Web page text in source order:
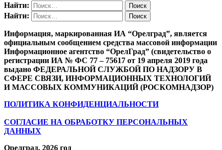
Найти:
Найти:
Информация, маркированная ИА “Орелград”, является
официальным сообщением средства массовой информации
Информационное агентство “ОрелГрад” (свидетельство о
регистрации ИА № ФС 77 – 75617 от 19 апреля 2019 года
выдано ФЕДЕРАЛЬНОЙ СЛУЖБОЙ ПО НАДЗОРУ В
СФЕРЕ СВЯЗИ, ИНФОРМАЦИОННЫХ ТЕХНОЛОГИЙ
И МАССОВЫХ КОММУНИКАЦИЙ (РОСКОМНАДЗОР)
ПОЛИТИКА КОНФИДЕНЦИАЛЬНОСТИ
СОГЛАСИЕ НА ОБРАБОТКУ ПЕРСОНАЛЬНЫХ
ДАННЫХ
Орелград. 2026 год